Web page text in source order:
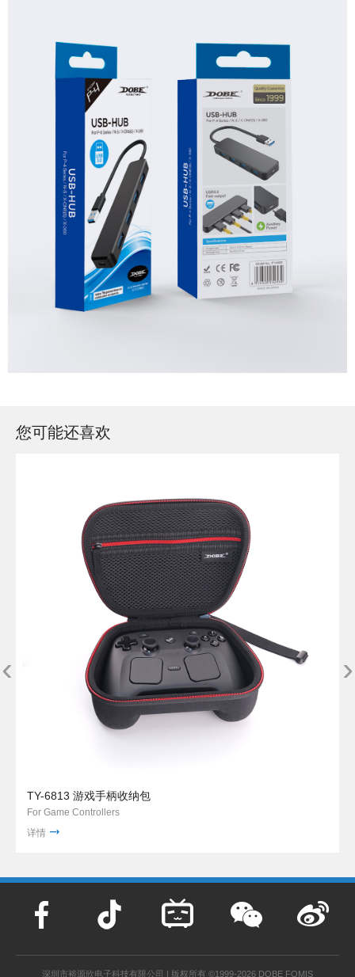
您可能还喜欢
TY-6813 游戏手柄收纳包
For Game Controllers
详情
‹ ›
深圳市裕源欣电子科技有限公司 | 版权所有 ©1999-2026 DOBE FOMIS